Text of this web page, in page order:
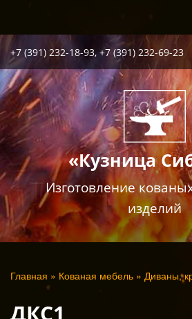
основному
содержанию
+7 (391) 232-18-93, +7 (391) 232-69-23
«Кузница
Изготовление
изделий
Вы
здесь
Главная » Кованая мебель » Диваны,
ДКС1